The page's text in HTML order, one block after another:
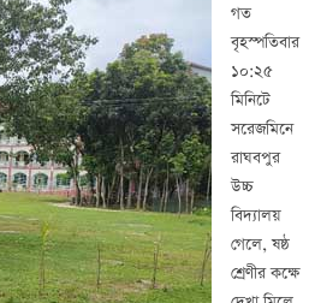
গত
বৃহস্পতিবার
১০:২৫
মিনিটে
সরেজমিনে
রাঘবপুর
উচ্চ
বিদ্যালয়
গেলে, ষষ্ঠ
শ্রেণীর কক্ষে